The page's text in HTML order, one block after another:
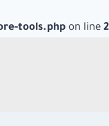
tools.php on line 2